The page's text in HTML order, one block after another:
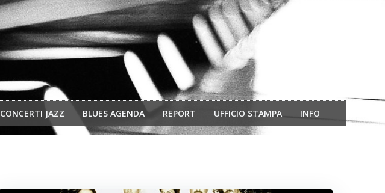
CONCERTI JAZZ BLUES AGENDA REPORT UFFICIO STAMPA INFO